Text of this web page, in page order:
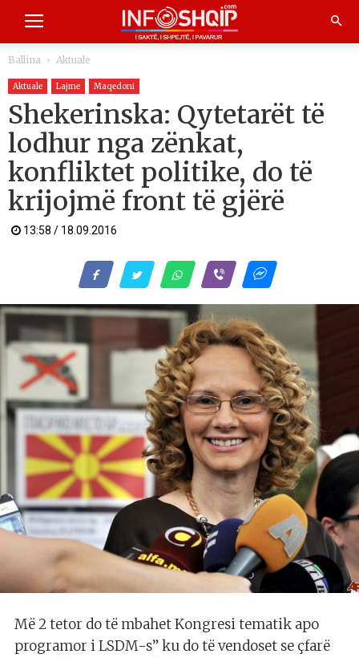
Ballina Aktuale
Aktuale Lajme Maqedoni
Shekerinska: Qytetarët të
lodhur nga zënkat,
konfliktet politike, do të
krijojmë front të gjërë
13:58 / 18.09.2016
Më 2 tetor do të mbahet Kongresi tematik apo
programor i LSDM-s” ku do të vendoset se çfarë